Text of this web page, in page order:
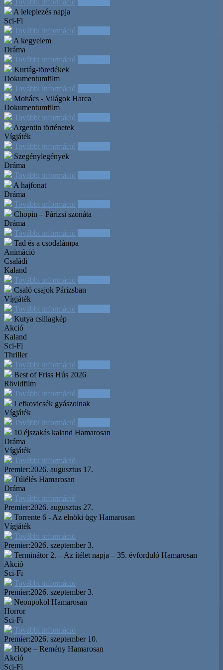
A leleplezés napja
Sci-Fi
További információ
A kegyelem
Dráma
További információ
Kurtág-töredékek
Dokumentumfilm
További információ
Mohács - Világok Harca
Dokumentumfilm
További információ
Argentin történetek
Vígjáték
További információ
Szegénylegények
Dráma
További információ
A hajfonat
Dráma
További információ
Chopin – Párizsi szonáta
Dráma
További információ
Tad és a csodalámpa
Animáció
Családi
Kaland
További információ
Csaló csajok Párizsban
Vígjáték
További információ
Kutya csillagkép
Akció
Kaland
Sci-Fi
Thriller
További információ
Best of Friss Hús 2026
Rövidfilm
További információ
Lefkovicsék gyászolnak
Vígjáték
További információ
10 éjszakás kaland Hamarosan
Dráma
Vígjáték
További információ
Premier:2026. augusztus 17.
Túlélés Hamarosan
Dráma
További információ
Premier:2026. augusztus 27.
Torrente 6 - Az elnöki ügy Hamarosan
Vígjáték
További információ
Premier:2026. szeptember 3.
Terminátor 2. – Az ítélet napja – 35. évforduló Hamarosan
Akció
Sci-Fi
További információ
Premier:2026. szeptember 3.
Neonpokol Hamarosan
Horror
Sci-Fi
További információ
Premier:2026. szeptember 10.
Hope – Remény Hamarosan
Akció
Sci-Fi